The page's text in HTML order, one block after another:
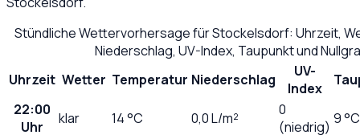
Stündliche Wettervorhersage fürStockelsdorf: Uhrzeit,
Niederschlag, UV-Index, Taupunkt und
Uhrzeit Wetter Temperatur Niederschlag
UV-
Index
22:00
Uhr
klar 14°C 0,0L/m²
0
(niedrig) 9 °C